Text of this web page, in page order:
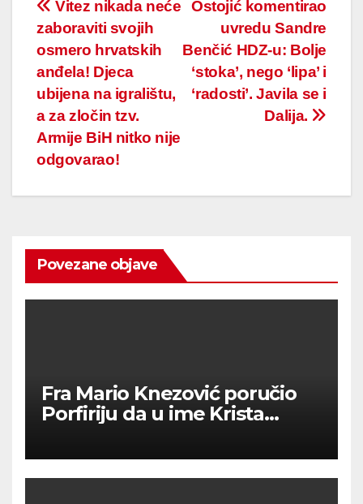
Post
navigation
Ostojić komentirao
uvredu Sandre
Benčić HDZ-u: Bolje
‘stoka’, nego ‘lipa’ i
‘radosti’. Javila se i
Dalija.
Vitez nikada neće
zaboraviti svojih
osmero hrvatskih
anđela! Djeca
ubijena na igralištu,
a za zločin tzv.
Armije BiH nitko nije
odgovarao!
Povezane objave
Fra Mario Knezović poručio
Porfiriju da u ime Krista
mitova’